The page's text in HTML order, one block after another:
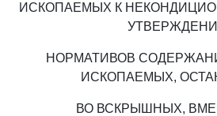
ИСКОПАЕМЫХ К
НОРМАТИВОВ
ИСКОПАЕМЫХ,
ВО ВСКРЫШНЫХ,